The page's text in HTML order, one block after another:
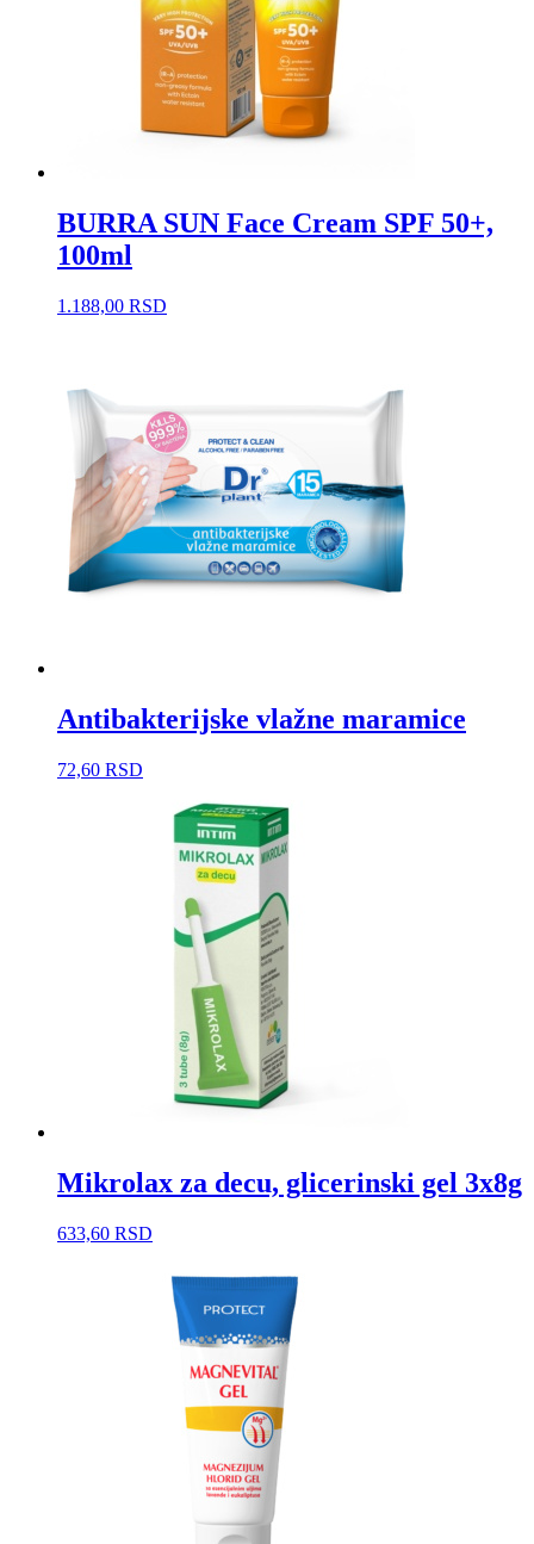
BURRA SUN Face Cream SPF 50+,
100ml
1.188,00 RSD
Antibakterijske vlažne maramice
72,60 RSD
Mikrolax za decu, glicerinski gel 3x8g
633,60 RSD